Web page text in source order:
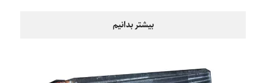
بیشتر بدانیم